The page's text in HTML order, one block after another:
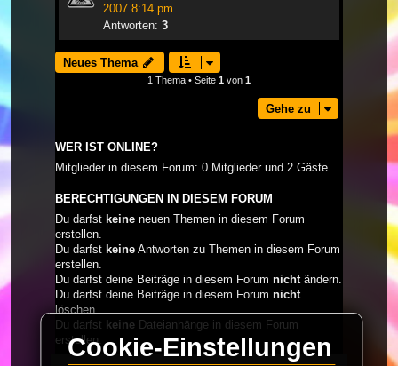
2007 8:14 pm
Antworten: 3
Neues Thema
1 Thema • Seite 1 von 1
Gehe zu
WER IST ONLINE?
Mitglieder in diesem Forum: 0 Mitglieder und 2 Gäste
BERECHTIGUNGEN IN DIESEM FORUM
Du darfst keine neuen Themen in diesem Forum
erstellen.
Du darfst keine Antworten zu Themen in diesem Forum
erstellen.
Du darfst deine Beiträge in diesem Forum nichtändern.
Du darfst deine Beiträge in diesem Forum nicht
löschen.
Du darfst keine Dateianhänge in diesem Forum
erstellen.
Cookie-Einstellungen